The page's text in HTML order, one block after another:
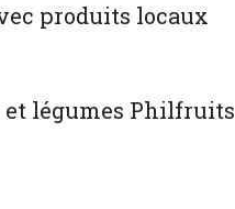
produits locaux
et légumes Philfruits